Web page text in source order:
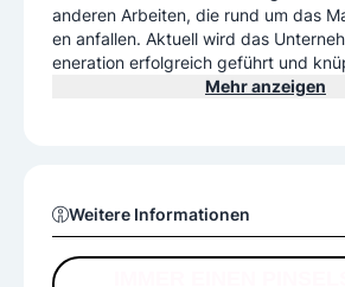
anderen Arbeiten, die rund um das
en anfallen. Aktuell wird das
eneration erfolgreich geführt und
Professionalität des Gründers an. Mit
uf dem Markt bewährten Produkte
nnen sich daher sicher sein, dass Ihre
uns auch umgesetzt werden können.
um Ihren Außenbereich wie
Mehr anzeigen
Weitere Informationen